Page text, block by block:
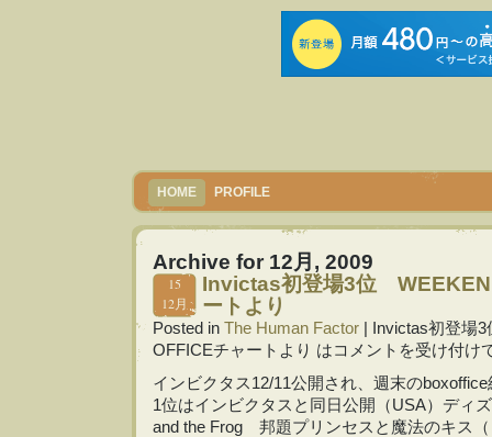
HOME PROFILE
Archive for 12月, 2009
15
12月
Invictas初登場3位
ートより
Posted in The Human Factor
Invictas初登場
OFFICEチャートより はコメントを受け付け
インビクタス12/11公開され、週末の
1位はインビクタスと同日公開（USA）ディ
and the Frog 邦題プリンセスと魔法のキス